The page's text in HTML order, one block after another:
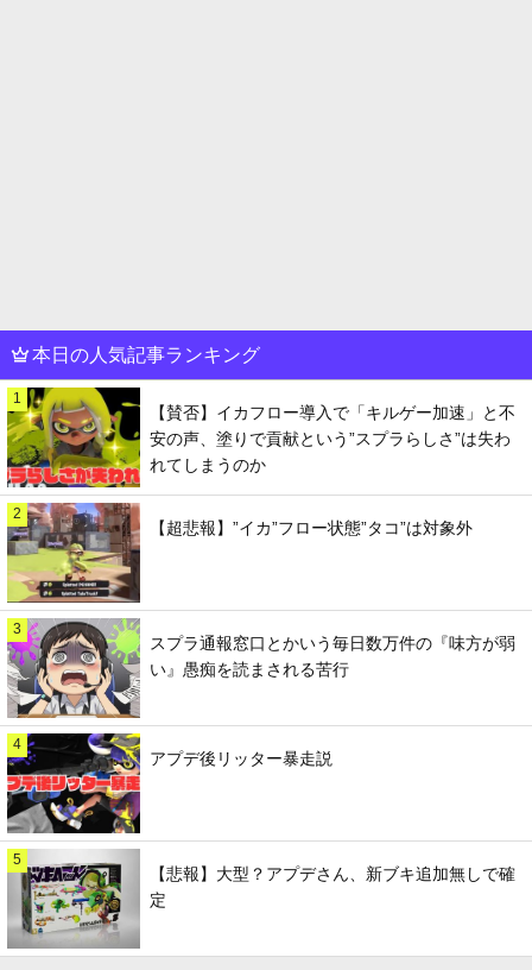
本日の人気記事ランキング
1
【賛否】イカフロー導入で「キルゲー加速」と不
安の声、塗りで貢献という”スプラらしさ”は失わ
れてしまうのか
2
【超悲報】”イカ”フロー状態”タコ”は対象外
3
スプラ通報窓口とかいう毎日数万件の『味方が弱
い』愚痴を読まされる苦行
4
アプデ後リッター暴走説
5
【悲報】大型？アプデさん、新ブキ追加無しで確
定